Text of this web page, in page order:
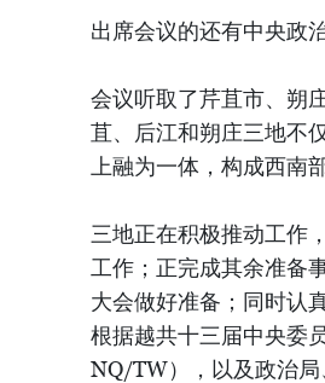
出席会议的还有中央政
会议听取了芹苴市、朔
苴、后江和朔庄三地不
上融为一体，构成西南
三地正在积极推动工作
工作；正完成其余准备
大会做好准备；同时认
根据越共十三届中央委
NQ/TW），以及政治